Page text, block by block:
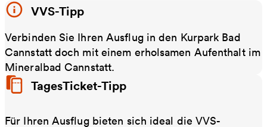
VVS-Tipp
Verbinden Sie Ihren Ausflug in den Kurpark Bad
Cannstatt doch mit einem erholsamen Aufenthalt im
Mineralbad Cannstatt.
TagesTicket-Tipp
Für Ihren Ausflug bieten sich ideal die VVS-